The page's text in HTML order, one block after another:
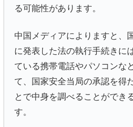
る可能性があります。
中国メディアによりますと、
に発表した法の執行手続きに
ている携帯電話やパソコンな
て、国家安全当局の承認を得
とで中身を調べることができ
す。